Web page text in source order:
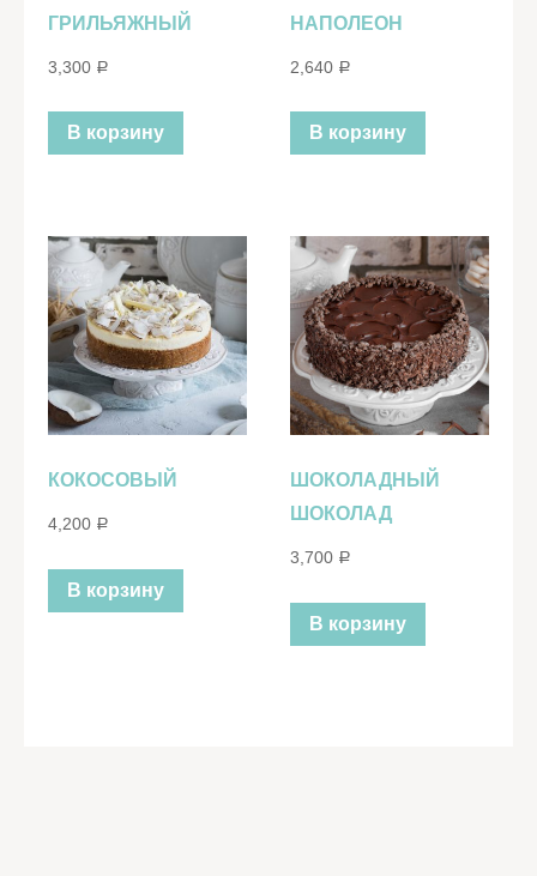
ГРИЛЬЯЖНЫЙ
3,300 Р
В корзину
НАПОЛЕОН
2,640 Р
В корзину
КОКОСОВЫЙ
4,200 Р
В корзину
ШОКОЛАДНЫЙ
ШОКОЛАД
3,700 Р
В корзину